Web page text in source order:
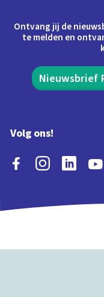
Ontvang jij de
te melden en
Nieuwsbrief
Volg ons!